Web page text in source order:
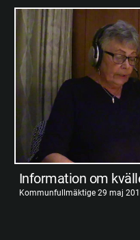
Information om
Kommunfullmäktige 29 maj